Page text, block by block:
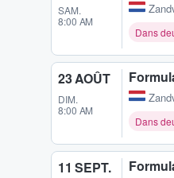
SAM.
8:00 AM
Dans
23 AOÛT
DIM.
8:00 AM
Dans
11 SEPT.